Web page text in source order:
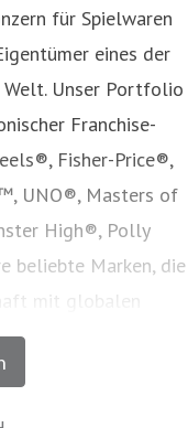
für Spielwaren
eines der
Unser Portfolio
Franchise-
Fisher-Price®,
UNO®, Masters of
High®, Polly
beliebte Marken, die
mit globalen
Unser Angebot